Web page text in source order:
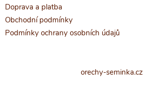
Doprava a platba
Obchodní podmínky
Podmínky ochrany osobních údajů
orechy-seminka.cz